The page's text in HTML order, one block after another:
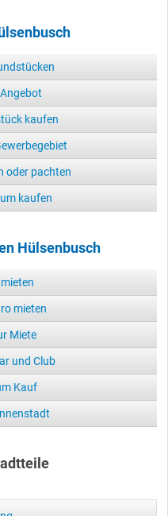
kaufen
oder pachten
kaufen
Hülsenbusch
mieten
Miete
und Club
Kauf